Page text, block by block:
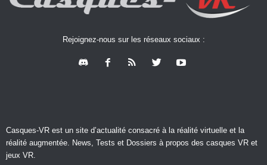
Rejoignez-nous sur les réseaux sociaux :
Casques-VR est un site d’actualité consacré à la réalité virtuelle et la
réalité augmentée. News, Tests et Dossiers à propos des casques VR et
jeux VR.